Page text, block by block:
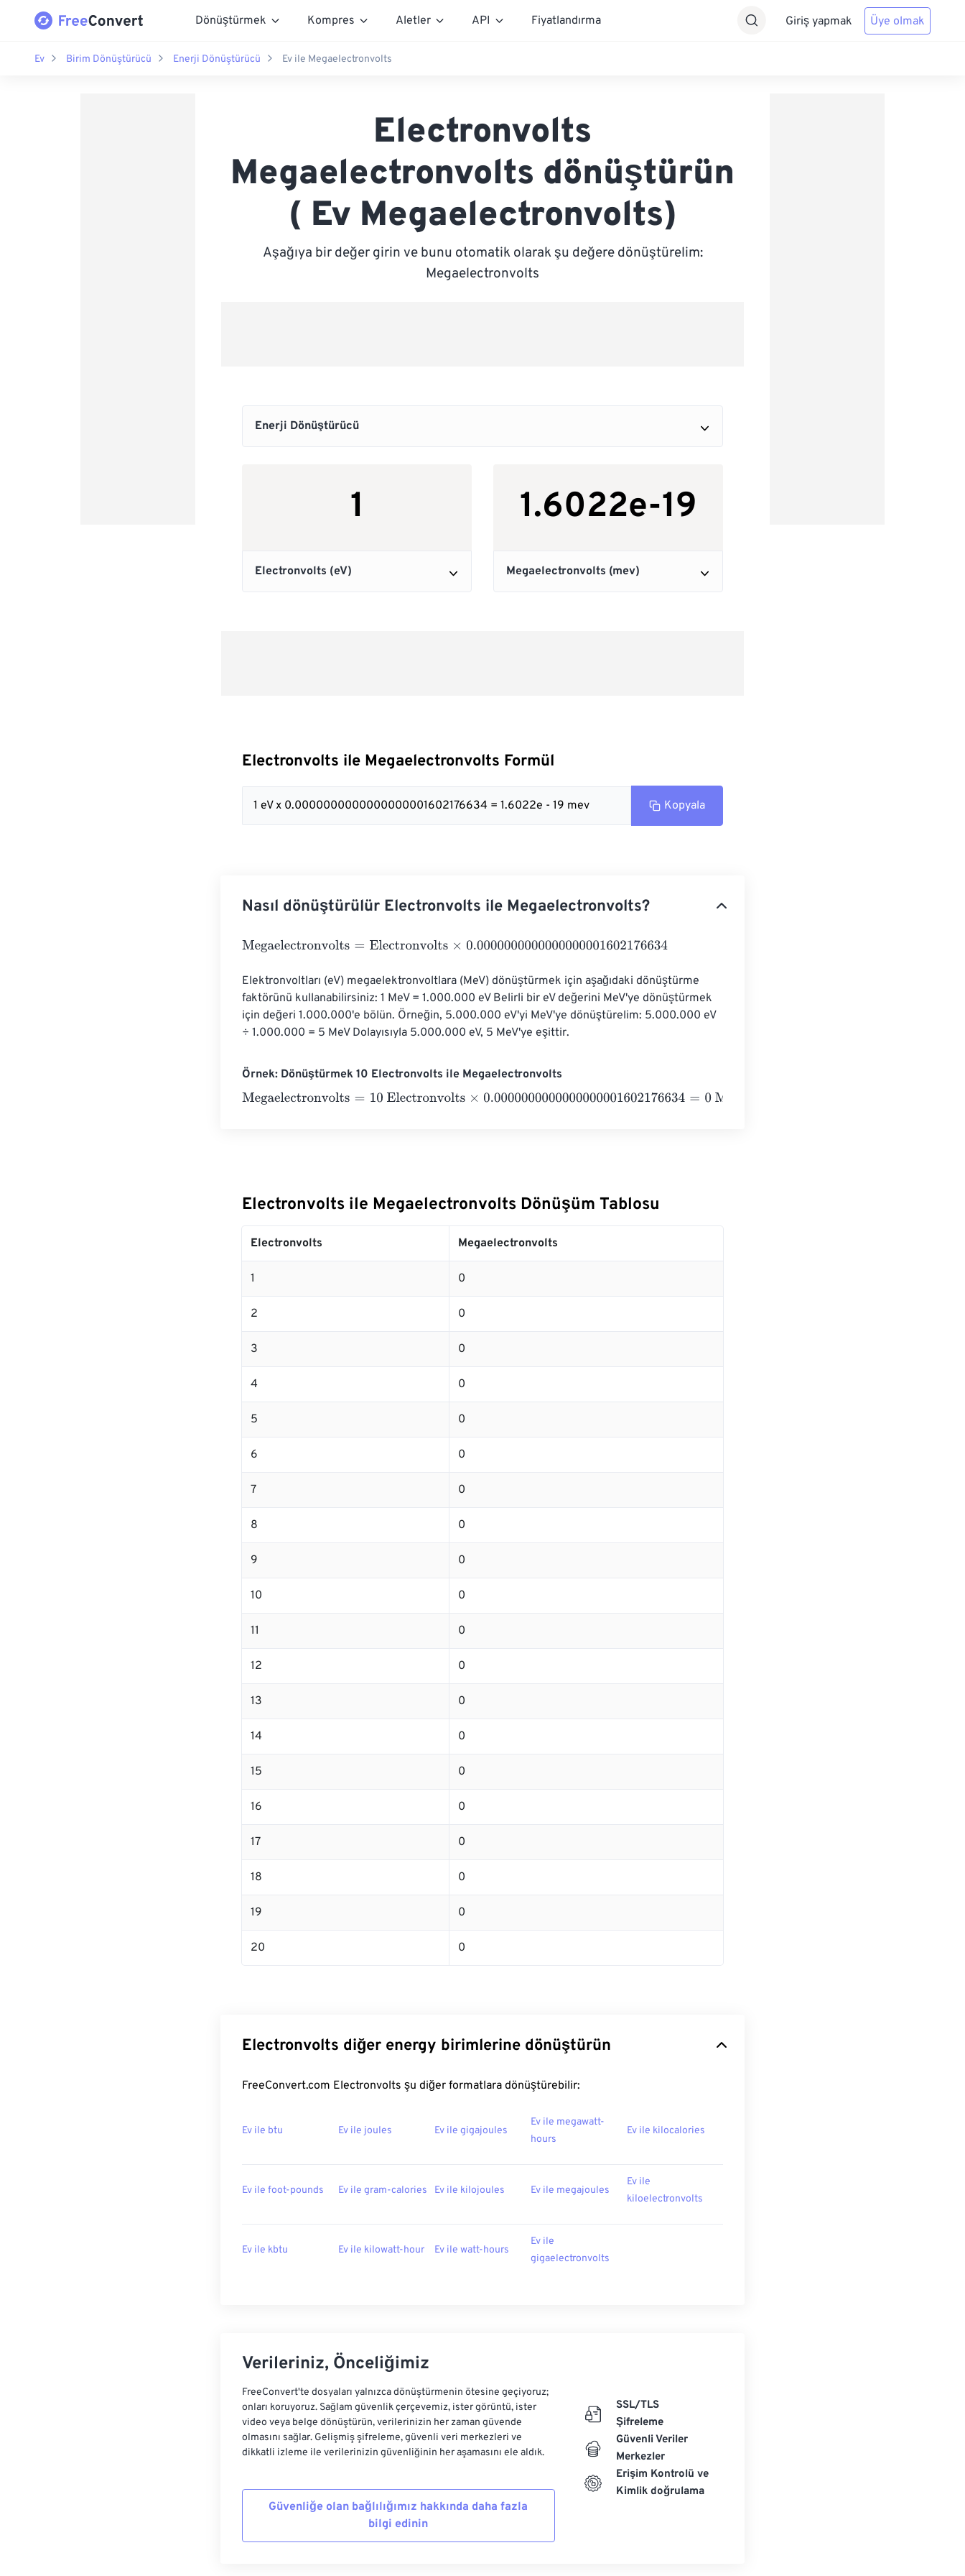
Dönüştürmek Kompres Aletler API Fiyatlandırma Giriş yapmak Üye olmak
Ev Birim Dönüştürücü Enerji Dönüştürücü Ev ile Megaelectronvolts
Electronvolts
Megaelectronvolts dönüştürün
( Ev Megaelectronvolts)
Aşağıya bir değer girin ve bunu otomatik olarak şu değere dönüştürelim:
Megaelectronvolts
Electronvolts ile Megaelectronvolts Formül
1 eV x 0.0000000000000000001602176634 = 1.6022e - 19 mev Kopyala
Nasıl dönüştürülür Electronvolts ile Megaelectronvolts?
Megaelectronvolts=Electronvolts×0.0000000000000000001602176634
Elektronvoltları (eV) megaelektronvoltlara (MeV) dönüştürmek için aşağıdaki dönüştürme
faktörünü kullanabilirsiniz: 1 MeV = 1.000.000 eV Belirli bir eV değerini MeV'ye dönüştürmek
için değeri 1.000.000'e bölün. Örneğin, 5.000.000 eV'yi MeV'ye dönüştürelim: 5.000.000 eV
÷ 1.000.000 = 5 MeV Dolayısıyla 5.000.000 eV, 5 MeV'ye eşittir.
Örnek: Dönüştürmek 10 Electronvolts ile Megaelectronvolts
Megaelectronvolts=10 Electronvolts×0.0000000000000000001602176634=0 Megaelectronvolts
Electronvolts ile Megaelectronvolts Dönüşüm Tablosu
Electronvolts Megaelectronvolts
1 0
2 0
3 0
4 0
5 0
6 0
7 0
8 0
9 0
10 0
11 0
12 0
13 0
14 0
15 0
16 0
17 0
18 0
19 0
20 0
Electronvolts diğer energy birimlerine dönüştürün
FreeConvert.com Electronvolts şu diğer formatlara dönüştürebilir:
Ev ile btu Ev ile joules Ev ile gigajoules
Ev ile megawatt-
hours
Ev ile kilocalories
Ev ile foot-pounds Ev ile gram-calories Ev ile kilojoules Ev ile megajoules
Ev ile
kiloelectronvolts
Ev ile kbtu Ev ile kilowatt-hour Ev ile watt-hours
Ev ile
gigaelectronvolts
Verileriniz, Önceliğimiz
FreeConvert'te dosyaları yalnızca dönüştürmenin ötesine geçiyoruz;
onları koruyoruz. Sağlam güvenlik çerçevemiz, ister görüntü, ister
video veya belge dönüştürün, verilerinizin her zaman güvende
olmasını sağlar. Gelişmiş şifreleme, güvenli veri merkezleri ve
dikkatli izleme ile verilerinizin güvenliğinin her aşamasını ele aldık.
Güvenliğe olan bağlılığımız hakkında daha fazla
bilgi edinin
SSL/TLS
Şifreleme
Güvenli Veriler
Merkezler
Erişim Kontrolü ve
Kimlik doğrulama